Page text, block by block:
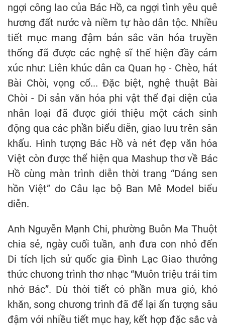
ngợi công lao của Bác Hồ, ca ngợi tình yêu quê
hương đất nước và niềm tự hào dân tộc. Nhiều
tiết mục mang đậm bản sắc văn hóa truyền
thống đã được các nghệ sĩ thể hiện đầy cảm
xúc như: Liên khúc dân ca Quan họ - Chèo, hát
Bài Chòi, vọng cổ... Đặc biệt, nghệ thuật Bài
Chòi - Di sản văn hóa phi vật thể đại diện của
nhân loại đã được giới thiệu một cách sinh
động qua các phần biểu diễn, giao lưu trên sân
khấu. Hình tượng Bác Hồ và nét đẹp văn hóa
Việt còn được thể hiện qua Mashup thơ về Bác
Hồ cùng màn trình diễn thời trang “Dáng sen
hồn Việt” do Câu lạc bộ Ban Mê Model biểu
diễn.
Anh Nguyễn Mạnh Chi, phường Buôn Ma Thuột
chia sẻ, ngày cuối tuần, anh đưa con nhỏ đến
Di tích lịch sử quốc gia Đình Lạc Giao thưởng
thức chương trình thơ nhạc “Muôn triệu trái tim
nhớ Bác”. Dù thời tiết có phần mưa gió, khó
khăn, song chương trình đã để lại ấn tượng sâu
đậm với nhiều tiết mục hay, kết hợp đặc sắc và